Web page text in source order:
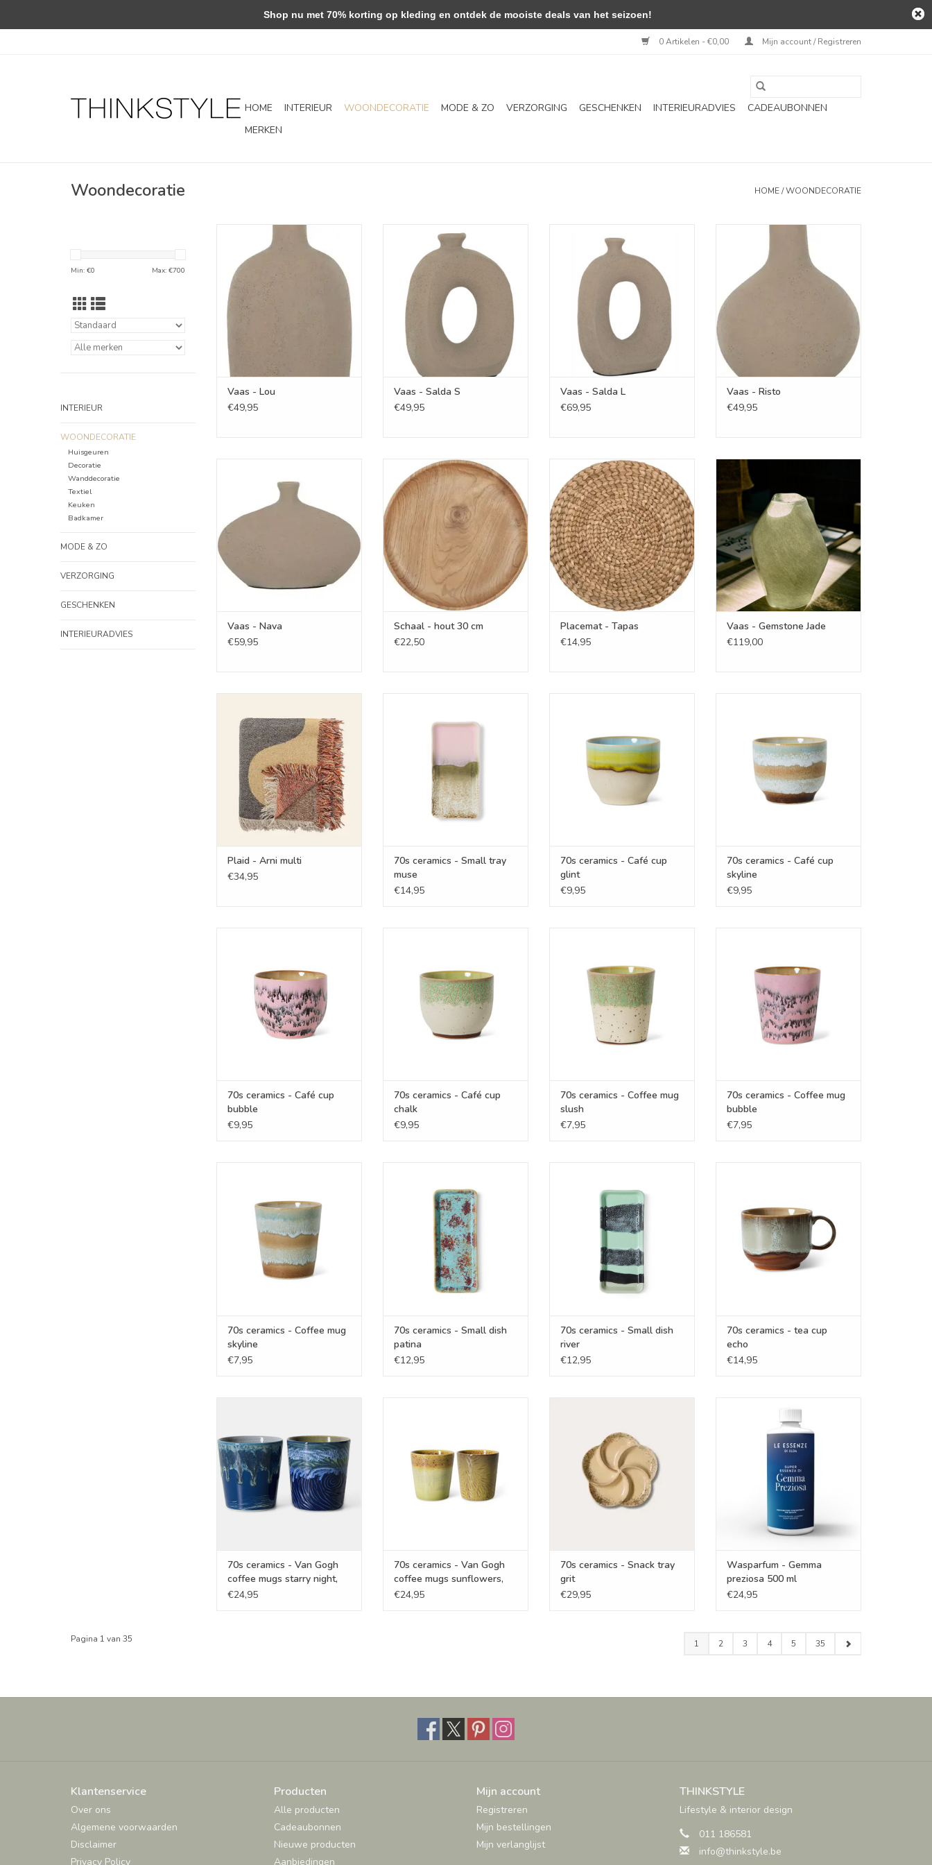
0 Artikelen - €0,00 Mijn account / Registreren
HOME INTERIEUR WOONDECORATIE MODE & ZO VERZORGING GESCHENKEN INTERIEURADVIES
CADEAUBONNEN
MERKEN
Woondecoratie HOME/WOONDECORATIE
Min: €0 Max: €700
INTERIEUR
WOONDECORATIE
Huisgeuren
Decoratie
Wanddecoratie
Textiel
Keuken
Badkamer
MODE & ZO
VERZORGING
GESCHENKEN
INTERIEURADVIES
Vaas - Lou
TOEVOEGEN AAN WINKELWAGEN
Vaas - Lou
€49,95
Vaas - Salda S
TOEVOEGEN AAN WINKELWAGEN
Vaas - Salda S
€49,95
TOEVOEGEN AAN WINKELWAGEN
Vaas - Salda L
€69,95
Vaas - Risto
TOEVOEGEN AAN WINKELWAGEN
Vaas - Risto
€49,95
TOEVOEGEN AAN WINKELWAGEN
Vaas - Nava
€59,95
Schaal - hout 30 cm
TOEVOEGEN AAN WINKELWAGEN
Schaal - hout 30 cm
€22,50
Placemat - Tapas
TOEVOEGEN AAN WINKELWAGEN
Placemat - Tapas
€14,95
TOEVOEGEN AAN WINKELWAGEN
Vaas - Gemstone Jade
€119,00
TOEVOEGEN AAN WINKELWAGEN
Plaid - Arni multi
€34,95
TOEVOEGEN AAN WINKELWAGEN
70s ceramics - Small tray
muse
€14,95
70s ceramics - Café cup
glint
€9,95
70s ceramics - Café cup
skyline
€9,95
70s ceramics - Café cup
bubble
€9,95
70s ceramics - Café cup
chalk
€9,95
70s ceramics - Coffee mug
slush
€7,95
TOEVOEGEN AAN WINKELWAGEN
70s ceramics - Coffee mug
bubble
€7,95
TOEVOEGEN AAN WINKELWAGEN
70s ceramics - Coffee mug
skyline
€7,95
TOEVOEGEN AAN WINKELWAGEN
70s ceramics - Small dish
patina
€12,95
TOEVOEGEN AAN WINKELWAGEN
70s ceramics - Small dish
river
€12,95
70s ceramics - tea cup
echo
€14,95
TOEVOEGEN AAN WINKELWAGEN
70s ceramics - Van Gogh
coffee mugs starry night,
set of 2
€24,95
70s ceramics - Van Gogh
coffee mugs sunflowers,
set of 2
€24,95
70s ceramics - Snack tray
grit
€29,95
500 ml
TOEVOEGEN AAN WINKELWAGEN
Wasparfum - Gemma
preziosa 500 ml
€24,95
Pagina 1 van 35 1 2 3 4 5 35
Klantenservice
Over ons
Algemene voorwaarden
Disclaimer
Privacy Policy
Producten
Alle producten
Cadeaubonnen
Nieuwe producten
Aanbiedingen
Mijn account
Registreren
Mijn bestellingen
Mijn verlanglijst
THINKSTYLE
Lifestyle & interior design
011 186581
info@thinkstyle.be
Shop nu met 70% korting op kleding en ontdek de mooiste deals van het seizoen!